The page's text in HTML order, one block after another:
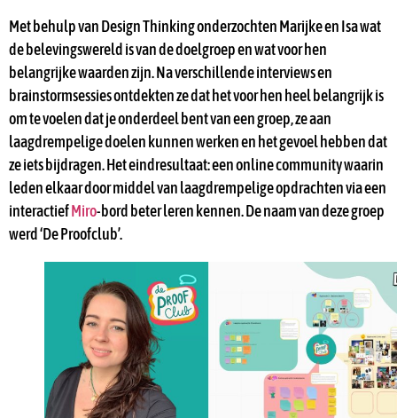
Met behulp van Design Thinking onderzochten Marijke en Isa wat
de belevingswereld is van de doelgroep en wat voor hen
belangrijke waarden zijn. Na verschillende interviews en
brainstormsessies ontdekten ze dat het voor hen heel belangrijk is
om te voelen dat je onderdeel bent van een groep, ze aan
laagdrempelige doelen kunnen werken en het gevoel hebben dat
ze iets bijdragen. Het eindresultaat: een online community waarin
leden elkaar door middel van laagdrempelige opdrachten via een
interactief Miro-bord beter leren kennen. De naam van deze groep
werd ‘De Proofclub’.